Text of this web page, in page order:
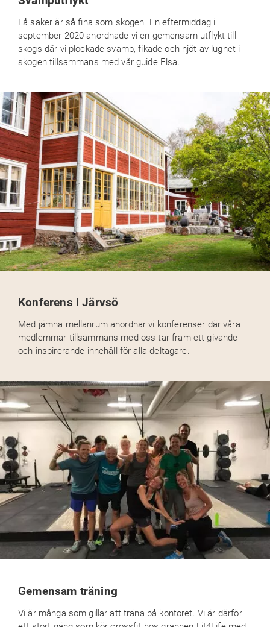
Få saker är så fina som skogen. En eftermiddag i
september 2020 anordnade vi en gemensam utflykt till
skogs där vi plockade svamp, fikade och njöt av lugnet i
skogen tillsammans med vår guide Elsa.
Konferens i Järvsö
Med jämna mellanrum anordnar vi konferenser där våra
medlemmar tillsammans med oss tar fram ett givande
och inspirerande innehåll för alla deltagare.
Gemensam träning
Vi är många som gillar att träna på kontoret. Vi är därför